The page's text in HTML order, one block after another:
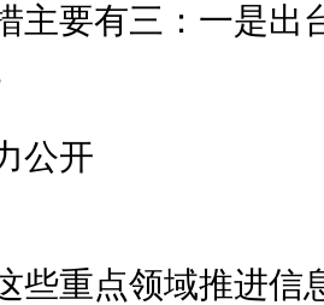
主要有三：一是出
公开
些重点领域推进信